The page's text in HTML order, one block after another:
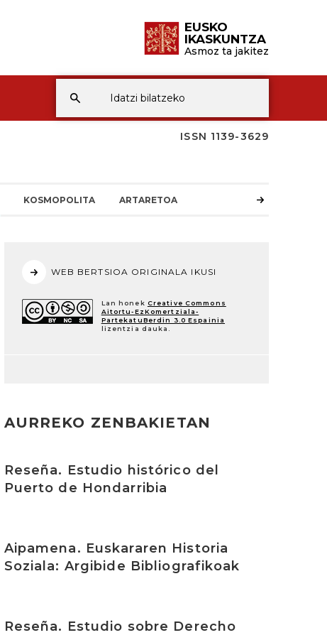
EUSKO
IKASKUNTZA
Asmoz ta jakitez
ISSN 1139-3629
KOSMOPOLITA ARTARETOA
WEB BERTSIOA ORIGINALA IKUSI
Lan honek Creative Commons
Aitortu-EzKomertziala-
PartekatuBerdin 3.0 Espainia
lizentzia dauka.
AURREKO ZENBAKIETAN
Reseña. Estudio histórico del
Puerto de Hondarribia
Aipamena. Euskararen Historia
Soziala: Argibide Bibliografikoak
Reseña. Estudio sobre Derecho